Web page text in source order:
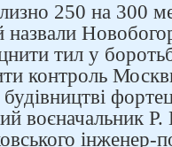
250 на 300
назвали
тил у
контроль
воєначальник
інженер-